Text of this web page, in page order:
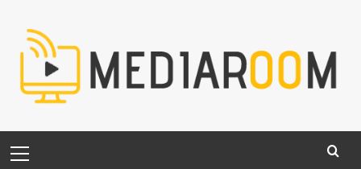
content
Menu